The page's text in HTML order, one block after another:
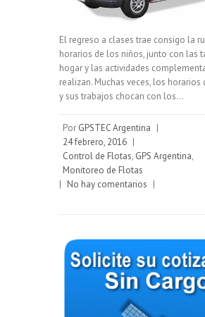
El regreso a clases trae consigo la
horarios de los niños, junto con las
hogar y las actividades
realizan. Muchas veces, los horarios
y sus trabajos chocan con los…
Por GPSTEC Argentina |
24 febrero, 2016 |
Control de Flotas, GPS Argentina,
Monitoreo de Flotas
| No hay comentarios |